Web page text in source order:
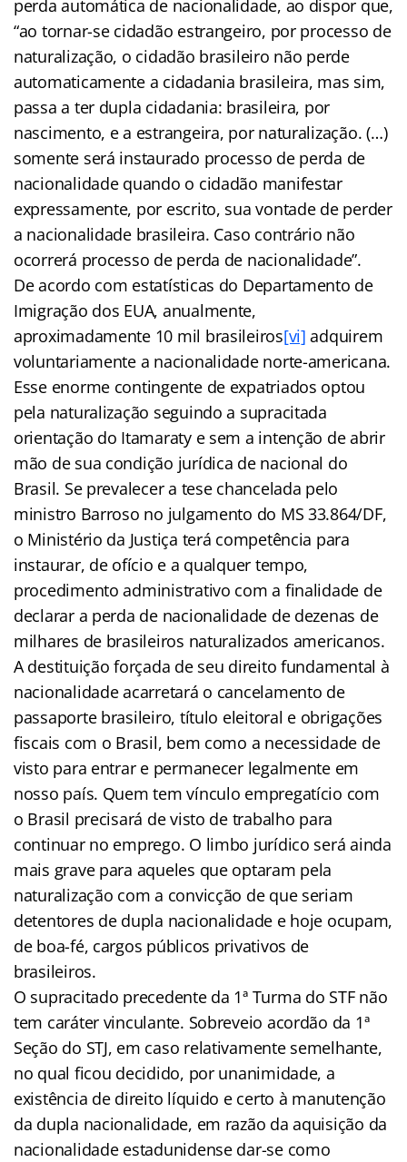
perda automática de nacionalidade, ao dispor que,
“ao tornar-se cidadão estrangeiro, por processo de
naturalização, o cidadão brasileiro não perde
automaticamente a cidadania brasileira, mas sim,
passa a ter dupla cidadania: brasileira, por
nascimento, e a estrangeira, por naturalização. (…)
somente será instaurado processo de perda de
nacionalidade quando o cidadão manifestar
expressamente, por escrito, sua vontade de perder
a nacionalidade brasileira. Caso contrário não
ocorrerá processo de perda de nacionalidade”.
De acordo com estatísticas do Departamento de
Imigração dos EUA, anualmente,
aproximadamente 10 mil brasileiros[vi] adquirem
voluntariamente a nacionalidade norte-americana.
Esse enorme contingente de expatriados optou
pela naturalização seguindo a supracitada
orientação do Itamaraty e sem a intenção de abrir
mão de sua condição jurídica de nacional do
Brasil. Se prevalecer a tese chancelada pelo
ministro Barroso no julgamento do MS 33.864/DF,
o Ministério da Justiça terá competência para
instaurar, de ofício e a qualquer tempo,
procedimento administrativo com a finalidade de
declarar a perda de nacionalidade de dezenas de
milhares de brasileiros naturalizados americanos.
A destituição forçada de seu direito fundamental à
nacionalidade acarretará o cancelamento de
passaporte brasileiro, título eleitoral e obrigações
fiscais com o Brasil, bem como a necessidade de
visto para entrar e permanecer legalmente em
nosso país. Quem tem vínculo empregatício com
o Brasil precisará de visto de trabalho para
continuar no emprego. O limbo jurídico será ainda
mais grave para aqueles que optaram pela
naturalização com a convicção de que seriam
detentores de dupla nacionalidade e hoje ocupam,
de boa-fé, cargos públicos privativos de
brasileiros.
O supracitado precedente da 1ª Turma do STF não
tem caráter vinculante. Sobreveio acordão da 1ª
Seção do STJ, em caso relativamente semelhante,
no qual ficou decidido, por unanimidade, a
existência de direito líquido e certo à manutenção
da dupla nacionalidade, em razão da aquisição da
nacionalidade estadunidense dar-se como